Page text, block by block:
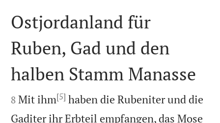

Ostjordanland für
Ruben, Gad und den
halben Stamm Manasse

8 Mit ihm[5] haben die Rubeniter und die
Gaditer ihr Erbteil empfangen, das Mose